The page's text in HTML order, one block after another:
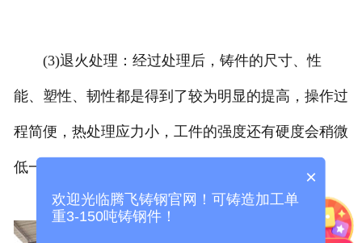
(3)退火处理：经过处理后，铸件的尺寸、性
能、塑性、韧性都是得到了较为明显的提高，操作过
程简便，热处理应力小，工件的强度还有硬度会稍微
低一些。 ×
欢迎光临腾飞铸钢官网！可铸造加工单
重3-150吨铸钢件！